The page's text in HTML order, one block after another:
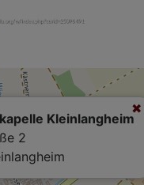
Kleinlangheim
2